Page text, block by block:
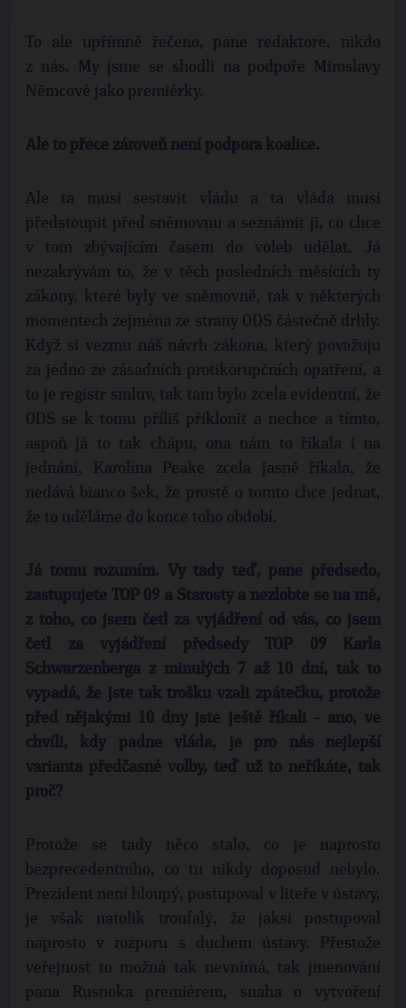
To ale upřímně řečeno, pane redaktore, nikdo
z nás. My jsme se shodli na podpoře Miroslavy
Němcové jako premiérky.
Ale to přece zároveň není podpora koalice.
Ale ta musí sestavit vládu a ta vláda musí
předstoupit před sněmovnu a seznámit ji, co chce
v tom zbývajícím časem do voleb udělat. Já
nezakrývám to, že v těch posledních měsících ty
zákony, které byly ve sněmovně, tak v některých
momentech zejména ze strany ODS částečně drhly.
Když si vezmu náš návrh zákona, který považuju
za jedno ze zásadních protikorupčních opatření, a
to je registr smluv, tak tam bylo zcela evidentní, že
ODS se k tomu příliš přiklonit a nechce a tímto,
aspoň já to tak chápu, ona nám to říkala i na
jednání, Karolína Peake zcela jasně říkala, že
nedává bianco šek, že prostě o tomto chce jednat,
že to uděláme do konce toho období.
Já tomu rozumím. Vy tady teď, pane předsedo,
zastupujete TOP 09 a Starosty a nezlobte se na mě,
z toho, co jsem četl za vyjádření od vás, co jsem
četl za vyjádření předsedy TOP 09 Karla
Schwarzenberga z minulých 7 až 10 dní, tak to
vypadá, že jste tak trošku vzali zpátečku, protože
před nějakými 10 dny jste ještě říkali - ano, ve
chvíli, kdy padne vláda, je pro nás nejlepší
varianta předčasné volby, teď už to neříkáte, tak
proč?
Protože se tady něco stalo, co je naprosto
bezprecedentního, co tu nikdy doposud nebylo.
Prezident není hloupý, postupoval v liteře v ústavy,
je však natolik troufalý, že jaksi postupoval
naprosto v rozporu s duchem ústavy. Přestože
veřejnost to možná tak nevnímá, tak jmenování
pana Rusnoka premiérem, snaha o vytvoření